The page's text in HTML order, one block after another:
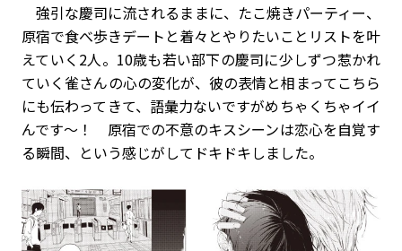
強引な慶司に流されるままに、たこ焼きパーティー、
原宿で食べ歩きデートと着々とやりたいことリストを叶
えていく2人。10歳も若い部下の慶司に少しずつ惹かれ
ていく雀さんの心の変化が、彼の表情と相まってこちら
にも伝わってきて、語彙力ないですがめちゃくちゃイイ
んです～！ 原宿での不意のキスシーンは恋心を自覚す
る瞬間、という感じがしてドキドキしました。